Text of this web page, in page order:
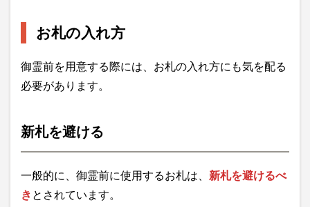
お札の入れ方
御霊前を用意する際には、お札の入れ方にも気を配る
必要があります。
新札を避ける
一般的に、御霊前に使用するお札は、 新札を避けるべ
き とされています。